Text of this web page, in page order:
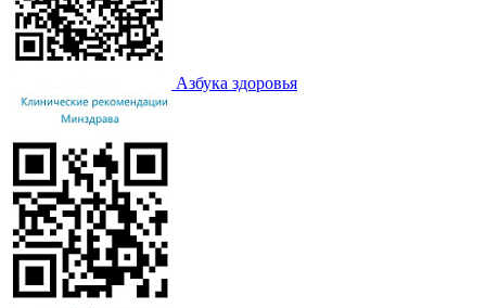
Азбука здоровья